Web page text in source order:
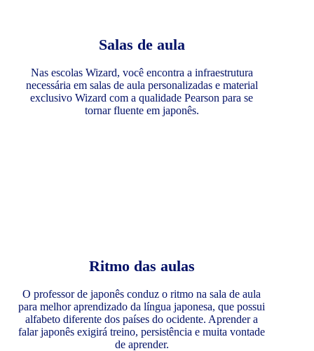
Salas de aula
Nas escolas Wizard, você encontra a infraestrutura
necessária em salas de aula personalizadas e material
exclusivo Wizard com a qualidade Pearson para se
tornar fluente em japonês.
Ritmo das aulas
O professor de japonês conduz o ritmo na sala de aula
para melhor aprendizado da língua japonesa, que possui
alfabeto diferente dos países do ocidente. Aprender a
falar japonês exigirá treino, persistência e muita vontade
de aprender.